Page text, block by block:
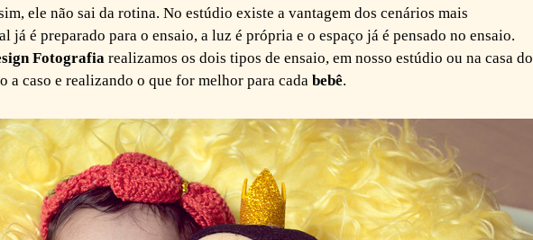
ele não sai da rotina. No estúdio existe a vantagem dos cenários mais
já é preparado para o ensaio, a luz é própria e o espaço já é pensado no ensaio.
Fotografia realizamos os dois tipos de ensaio, em nosso estúdio ou na casa do
a caso e realizando o que for melhor para cada bebê.